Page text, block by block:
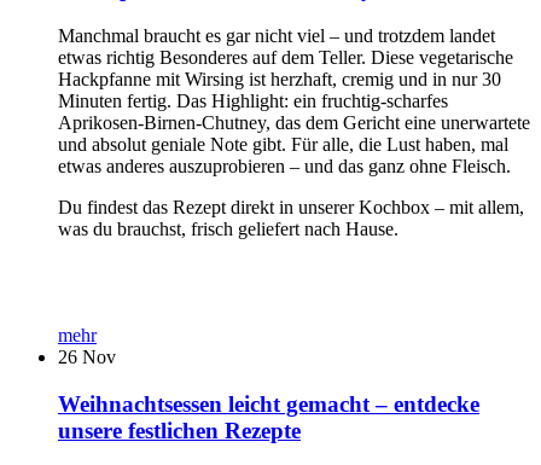
Manchmal braucht es gar nicht viel – und trotzdem landet
etwas richtig Besonderes auf dem Teller. Diese vegetarische
Hackpfanne mit Wirsing ist herzhaft, cremig und in nur 30
Minuten fertig. Das Highlight: ein fruchtig-scharfes
Aprikosen-Birnen-Chutney, das dem Gericht eine unerwartete
und absolut geniale Note gibt. Für alle, die Lust haben, mal
etwas anderes auszuprobieren – und das ganz ohne Fleisch.
Du findest das Rezept direkt in unserer Kochbox – mit allem,
was du brauchst, frisch geliefert nach Hause.
mehr
26 Nov
Weihnachtsessen leicht gemacht – entdecke
unsere festlichen Rezepte